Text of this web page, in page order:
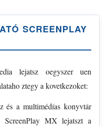
SCREENPLAY
lejatsz oegyszer uen
ztegy a kovetkezoket:
és a multimédías konyvtár
ScreenPlay MX lejatszt a